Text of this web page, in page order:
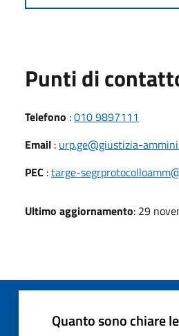
Punti di
Telefono :010 9897111
Email : urp.ge@giustizia-
PEC :targe-
Ultimo aggiornamento: 29
Quanto sono chiare